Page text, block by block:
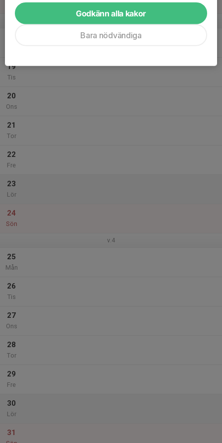
19
Tis
20
Ons
21
Tor
22
Fre
23
Lör
24
Sön
v.4
25
Mån
26
Tis
27
Ons
28
Tor
29
Fre
30
Lör
31
Godkänn alla kakor
Bara nödvändiga